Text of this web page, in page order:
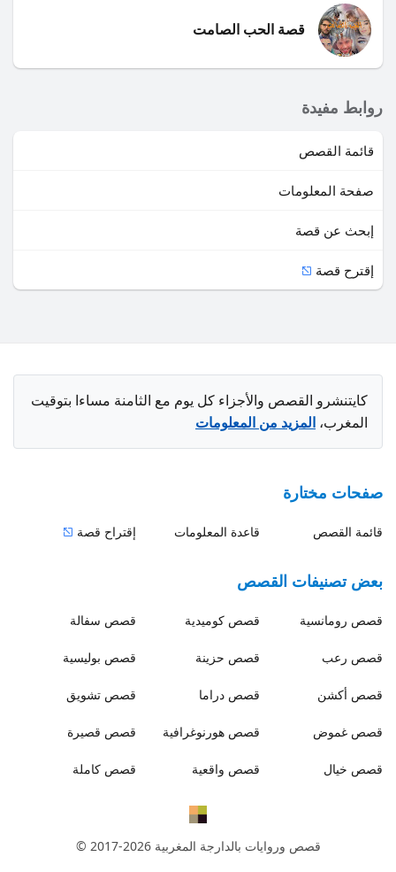
قصة الحب الصامت
روابط مفيدة
قائمة القصص
صفحة المعلومات
إبحث عن قصة
إقترح قصة
كايتنشرو القصص والأجزاء كل يوم مع الثامنة مساءا بتوقيت
المغرب، المزيد من المعلومات
صفحات مختارة
قائمة القصص قاعدة المعلومات إقتراح قصة
بعض تصنيفات القصص
قصص رومانسية قصص كوميدية قصص سفالة
قصص رعب قصص حزينة قصص بوليسية
قصص أكشن قصص دراما قصص تشويق
قصص غموض قصص هورنوغرافية قصص قصيرة
قصص خيال قصص واقعية قصص كاملة
قصص وروايات بالدارجة المغربية© 2017-2026